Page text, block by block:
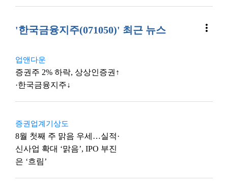
'한국금융지주(071050)' 최근 뉴스 more_vert
업앤다운
증권주 2% 하락, 상상인증권↑
·한국금융지주↓
증권업계기상도
8월 첫째 주 맑음 우세…실적·
신사업 확대 ‘맑음’, IPO 부진
은 ‘흐림’